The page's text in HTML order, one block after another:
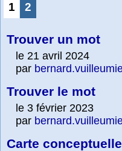
1 2
Trouver un mot
le 21 avril 2024
par
Trouver le mot
le 3 février 2023
par
Carte conceptuelle